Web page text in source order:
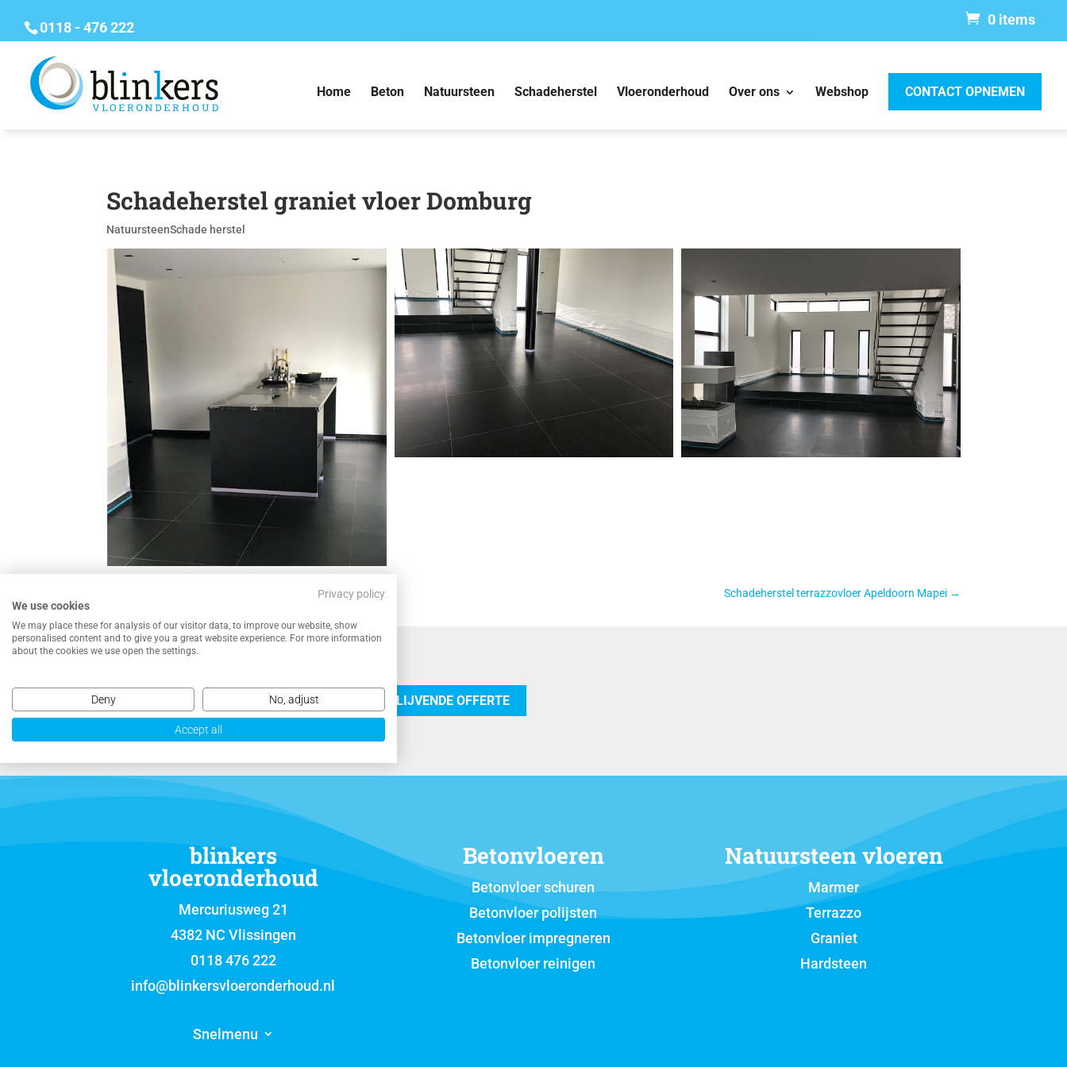
0118 - 476 222 0 items
Home Beton Natuursteen Schadeherstel Vloeronderhoud Over ons Webshop CONTACT OPNEMEN
Schadeherstel graniet vloer Domburg
NatuursteenSchade herstel
Schadeherstel terrazzovloer Apeldoorn Mapei →
NEEM CONTACT MET ONS OP VOOR EEN VRIJBLIJVENDE OFFERTE
blinkers
vloeronderhoud
Mercuriusweg 21
4382 NC Vlissingen
0118 476 222
info@blinkersvloeronderhoud.nl
Snelmenu
Betonvloeren
Betonvloer schuren
Betonvloer polijsten
Betonvloer impregneren
Betonvloer reinigen
Natuursteen vloeren
Marmer
Terrazzo
Graniet
Hardsteen
Privacy policy
We use cookies
We may place these for analysis of our visitor data, to improve our website, show
personalised content and to give you a great website experience. For more information
about the cookies we use open the settings.
Deny No, adjust
Accept all